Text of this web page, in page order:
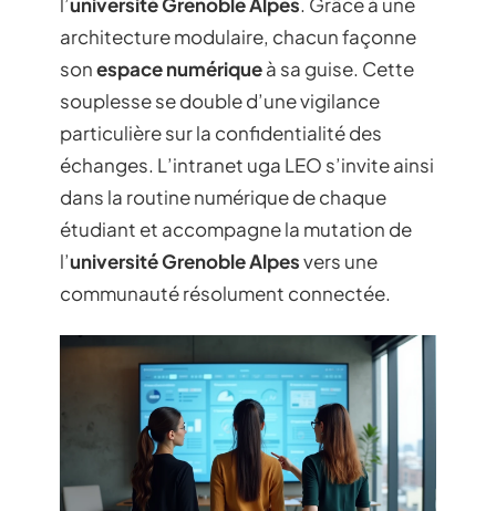
architecture modulaire, chacun façonne
sonespace numériqueà sa guise. Cette
souplesse se double d’une vigilance
particulière sur la confidentialité des
échanges. L’intranet uga LEO s’invite ainsi
dans la routine numérique de chaque
étudiant et accompagne la mutation de
l’université Grenoble Alpesvers une
communauté résolument connectée.